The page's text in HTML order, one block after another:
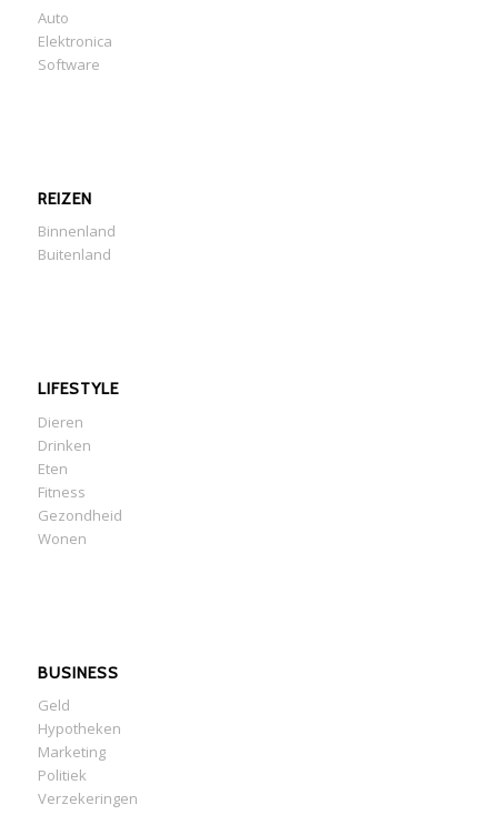
Auto
Elektronica
Software
REIZEN
Binnenland
Buitenland
LIFESTYLE
Dieren
Drinken
Eten
Fitness
Gezondheid
Wonen
BUSINESS
Geld
Hypotheken
Marketing
Politiek
Verzekeringen